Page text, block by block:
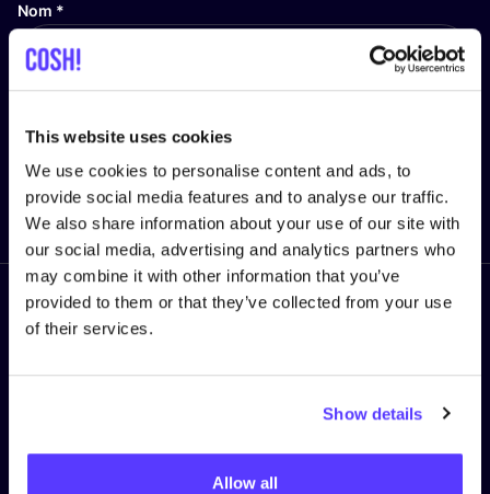
This website uses cookies
We use cookies to personalise content and ads, to
provide social media features and to analyse our traffic.
We also share information about your use of our site with
our social media, advertising and analytics partners who
may combine it with other information that you’ve
provided to them or that they’ve collected from your use
of their services.
Show details
Allow all
Nom *
Envoyer
Suivez nous
MENTIONS LÉGALES